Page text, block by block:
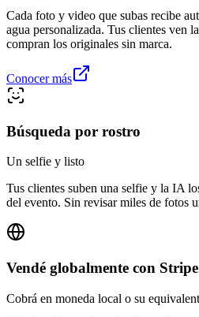
Cada foto y video que subas recibe
agua personalizada. Tus clientes ven
compran los originales sin marca.
Conocer más
Búsqueda por rostro
Un selfie y listo
Tus clientes suben una selfie y la IA
del evento. Sin revisar miles de fotos
Vendé globalmente con Stripe
Cobrá en moneda local o su